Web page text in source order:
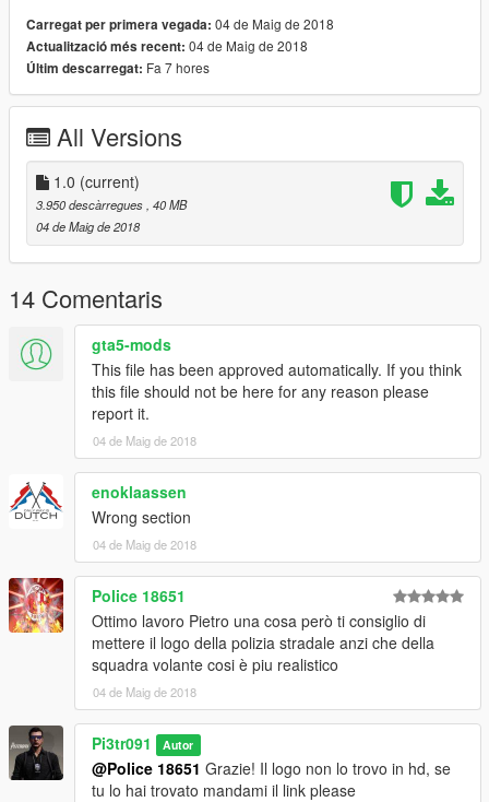
Carregat per primera vegada: 04 de Maig de 2018
Actualització més recent: 04 de Maig de 2018
Últim descarregat: Fa 7 hores
All Versions
1.0 (current)
3.950 descàrregues , 40 MB
04 de Maig de 2018
14 Comentaris
gta5-mods
This file has been approved automatically. If you think
this file should not be here for any reason please
report it.
04 de Maig de 2018
enoklaassen
Wrong section
04 de Maig de 2018
Police 18651
Ottimo lavoro Pietro una cosa però ti consiglio di
mettere il logo della polizia stradale anzi che della
squadra volante cosi è piu realistico
04 de Maig de 2018
Pi3tr091 Autor
@Police 18651 Grazie! Il logo non lo trovo in hd, se
tu lo hai trovato mandami il link please